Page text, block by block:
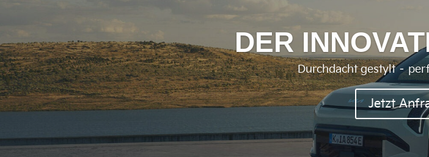
DER
Durchdacht gestylt –
Jetzt